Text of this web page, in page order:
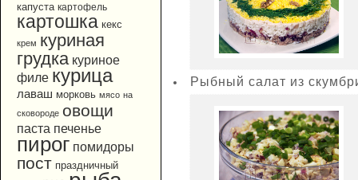
капуста картофель
картошка кекс
крем куриная
грудка куриное
филе курица
лаваш морковь мясо на
сковороде овощи
паста печенье
пирог помидоры
пост праздничный
Рыбный салат из